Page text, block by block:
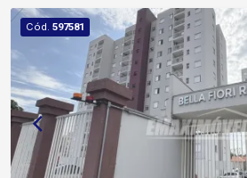
Aproximadamente 12 minutos
Sorocaba Região próxima a supermercados,
farmácias, escolas, academias,
padarias e diversos comércios
Transporte público nas proximidades
Piscina Espaço gourmet
com infraestrutura que oferece
comodidade, ideal para quem
Cód. 597581